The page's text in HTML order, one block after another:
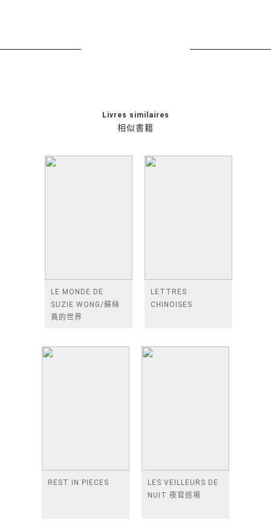
相似書籍
Livres similaires
LE MONDE DE
SUZIE WONG/蘇絲
黃的世界
LETTRES
CHINOISES
REST IN PIECES
LES VEILLEURS DE
NUIT 夜官巡場